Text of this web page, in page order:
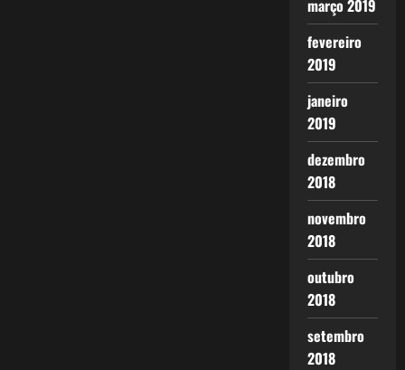
março 2019
fevereiro
2019
janeiro
2019
dezembro
2018
novembro
2018
outubro
2018
setembro
2018